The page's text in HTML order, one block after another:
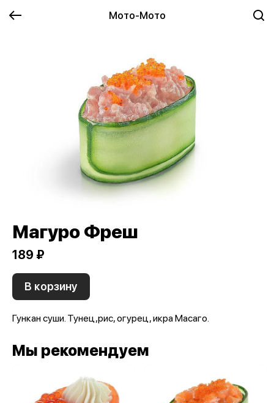
Мото-Мото
Магуро Фреш
189 ₽
В корзину
Гункан суши. Тунец,рис, огурец, икра Масаго.
Мы рекомендуем